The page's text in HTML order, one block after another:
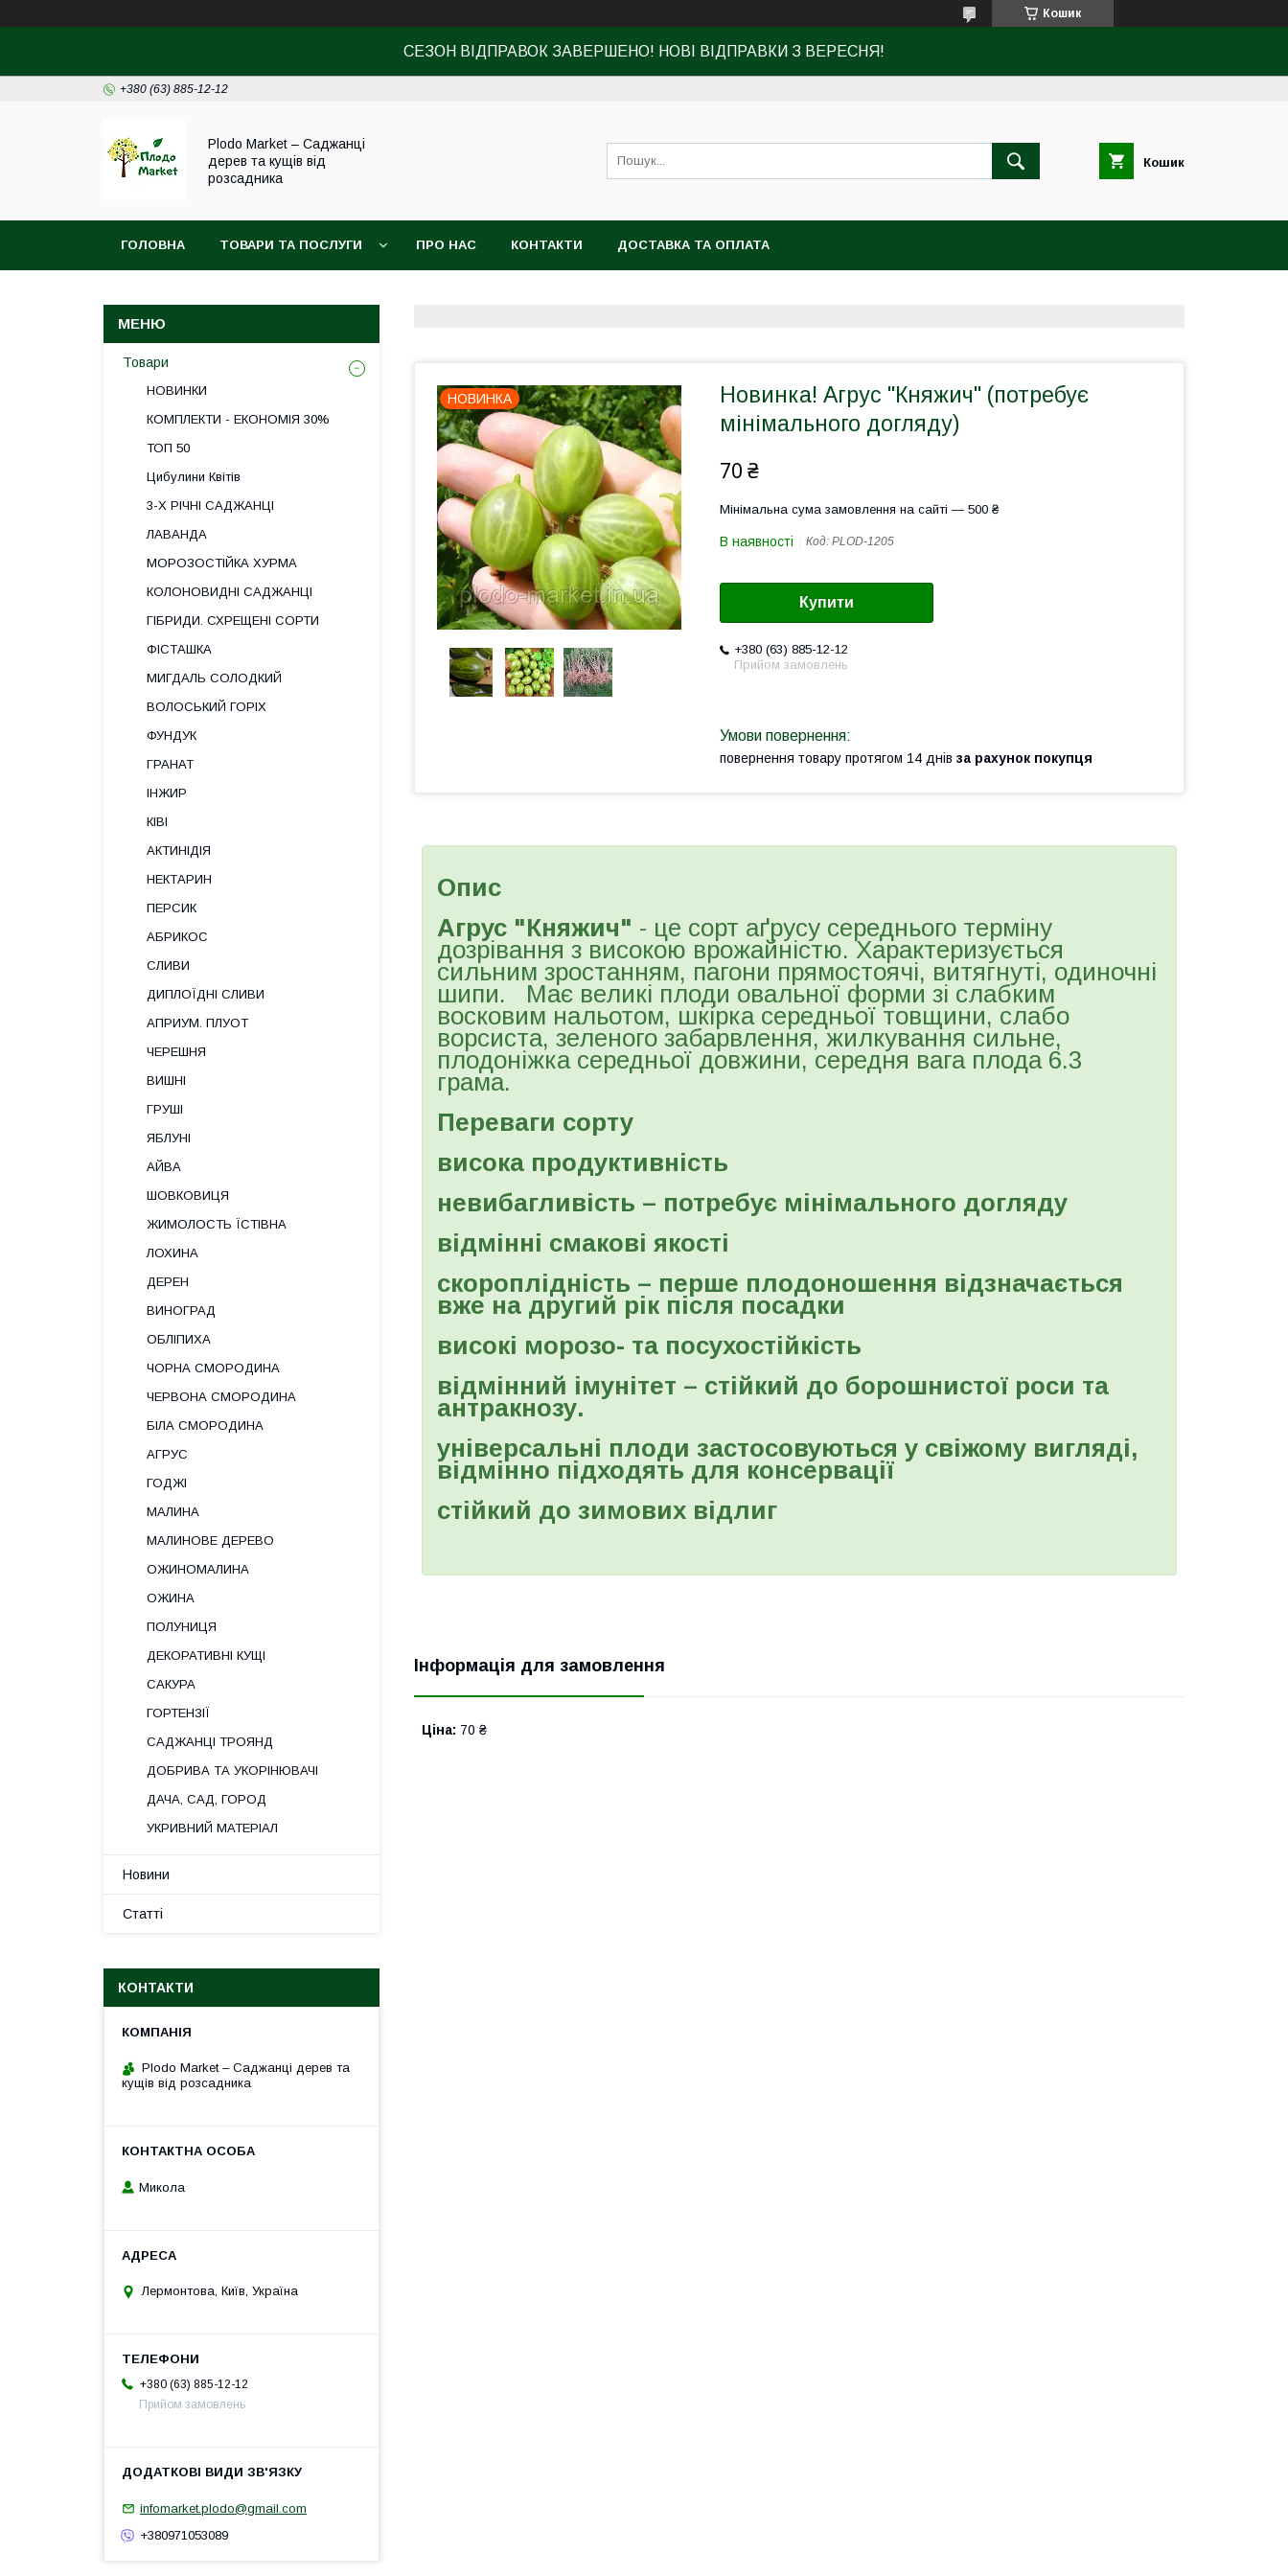
Кошик
СЕЗОН ВІДПРАВОК ЗАВЕРШЕНО! НОВІ ВІДПРАВКИ З ВЕРЕСНЯ!
+380 (63) 885-12-12
Plodo Market – Саджанці
дерев та кущів від
розсадника
Кошик
ГОЛОВНА ТОВАРИ ТА ПОСЛУГИ ПРО НАС КОНТАКТИ ДОСТАВКА ТА ОПЛАТА
НОВИНКА
Новинка! Агрус "Княжич" (потребує
мінімального догляду)
70 ₴
Мінімальна сума замовлення на сайті — 500 ₴
В наявності Код: PLOD-1205
Купити
+380 (63) 885-12-12
Прийом замовлень
повернення товару протягом 14 днів за рахунок покупця
Опис
Агрус "Княжич" - це сорт аґрусу середнього терміну
дозрівання з високою врожайністю. Характеризується
сильним зростанням, пагони прямостоячі, витягнуті, одиночні
шипи. Має великі плоди овальної форми зі слабким
восковим нальотом, шкірка середньої товщини, слабо
ворсиста, зеленого забарвлення, жилкування сильне,
плодоніжка середньої довжини, середня вага плода 6.3
грама.
Переваги сорту
висока продуктивність
невибагливість – потребує мінімального догляду
відмінні смакові якості
скороплідність – перше плодоношення відзначається
вже на другий рік після посадки
високі морозо- та посухостійкість
відмінний імунітет – стійкий до борошнистої роси та
антракнозу.
універсальні плоди застосовуються у свіжому вигляді,
відмінно підходять для консервації
стійкий до зимових відлиг
Інформація для замовлення
Ціна: 70 ₴
Товари
НОВИНКИ
КОМПЛЕКТИ - ЕКОНОМІЯ 30%
ТОП 50
Цибулини Квітів
3-Х РІЧНІ САДЖАНЦІ
ЛАВАНДА
МОРОЗОСТІЙКА ХУРМА
КОЛОНОВИДНІ САДЖАНЦІ
ГІБРИДИ. СХРЕЩЕНІ СОРТИ
ФІСТАШКА
МИГДАЛЬ СОЛОДКИЙ
ВОЛОСЬКИЙ ГОРІХ
ФУНДУК
ГРАНАТ
ІНЖИР
КІВІ
АКТИНІДІЯ
НЕКТАРИН
ПЕРСИК
АБРИКОС
СЛИВИ
ДИПЛОЇДНІ СЛИВИ
АПРИУМ. ПЛУОТ
ЧЕРЕШНЯ
ВИШНІ
ГРУШІ
ЯБЛУНІ
АЙВА
ШОВКОВИЦЯ
ЖИМОЛОСТЬ ЇСТІВНА
ЛОХИНА
ДЕРЕН
ВИНОГРАД
ОБЛІПИХА
ЧОРНА СМОРОДИНА
ЧЕРВОНА СМОРОДИНА
БІЛА СМОРОДИНА
АГРУС
ГОДЖІ
МАЛИНА
МАЛИНОВЕ ДЕРЕВО
ОЖИНОМАЛИНА
ОЖИНА
ПОЛУНИЦЯ
ДЕКОРАТИВНІ КУЩІ
САКУРА
ГОРТЕНЗІЇ
САДЖАНЦІ ТРОЯНД
ДОБРИВА ТА УКОРІНЮВАЧІ
ДАЧА, САД, ГОРОД
УКРИВНИЙ МАТЕРІАЛ
Новини
Статті
КОНТАКТИ
Plodo Market – Саджанці дерев та
кущів від розсадника
Микола
Лермонтова, Київ, Україна
+380 (63) 885-12-12
Прийом замовлень
infomarket.plodo@gmail.com
+380971053089